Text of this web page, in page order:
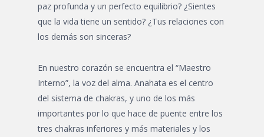
paz profunda y un perfecto equilibrio? ¿Sientes
que la vida tiene un sentido? ¿Tus relaciones con
los demás son sinceras?
En nuestro corazón se encuentra el “Maestro
Interno”, la voz del alma. Anahata es el centro
del sistema de chakras, y uno de los más
importantes por lo que hace de puente entre los
tres chakras inferiores y más materiales y los